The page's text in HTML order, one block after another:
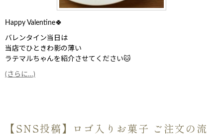
Happy Valentine🍀
バレンタイン当日は
当店でひときわ影の薄い
ラテマルちゃんを紹介させてください🐱
(さらに…)
【SNS投稿】ロゴ入りお菓子 ご注文の流